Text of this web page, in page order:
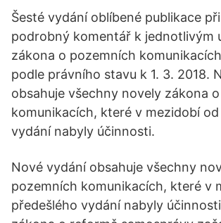
Šesté vydání oblíbené publikace
podrobný komentář k jednotlivým
zákona o pozemních
podle právního stavu k 1. 3. 2018.
obsahuje všechny novely zákona
komunikacích, které v mezidobí
vydání nabyly účinnosti.
Nové vydání obsahuje všechny
pozemních komunikacích, které v
předešlého vydání nabyly